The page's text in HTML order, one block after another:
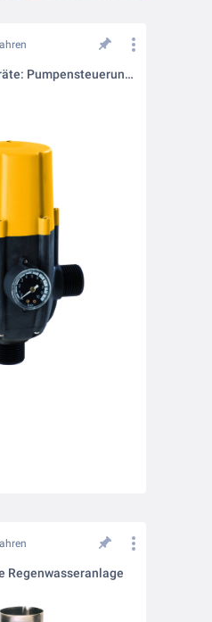
Effiziente Schaltgeräte: Pumpensteuerungen
Regenwasseranlage